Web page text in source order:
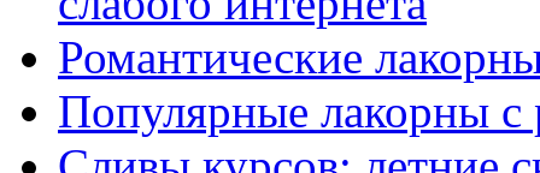
Романтические
Популярные лакорны с